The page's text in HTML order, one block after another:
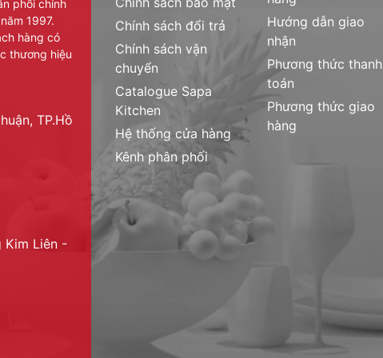
nhập khẩu và phân phối chính thức các sản
uy tín, chất lượng lâu đời như:
phẩm:(Catalogue)
(Catalogue)
phối chính
1997.
hàng có
thương hiệu
TP.Hồ
Kim Liên -
Chính sách đổi trả
Chính sách vận
chuyển
Catalogue Sapa
Kitchen
Hệ thống cửa hàng
Kênh phân phối
Hướng dẫn giao
nhận
Phương thức thanh
toán
Phương thức giao
hàng